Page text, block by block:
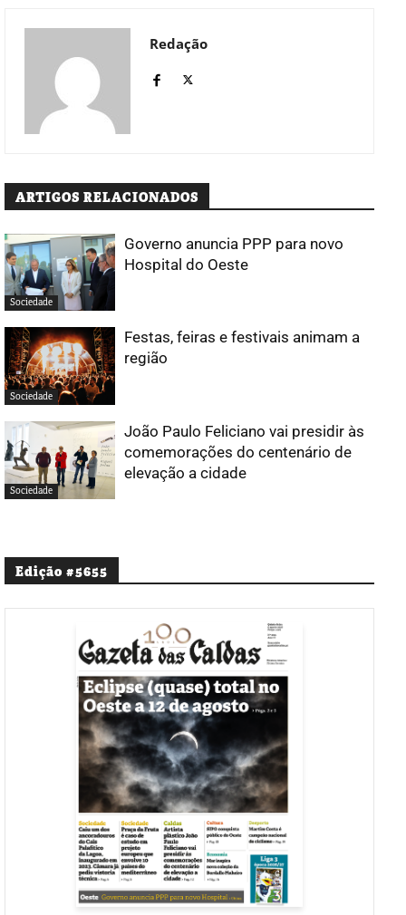
Redação
ARTIGOS RELACIONADOS
Sociedade
Governo anuncia PPP para novo
Hospital do Oeste
Sociedade
Festas, feiras e festivais animam a
região
Sociedade
João Paulo Feliciano vai presidir às
comemorações do centenário de
elevação a cidade
Edição #5655